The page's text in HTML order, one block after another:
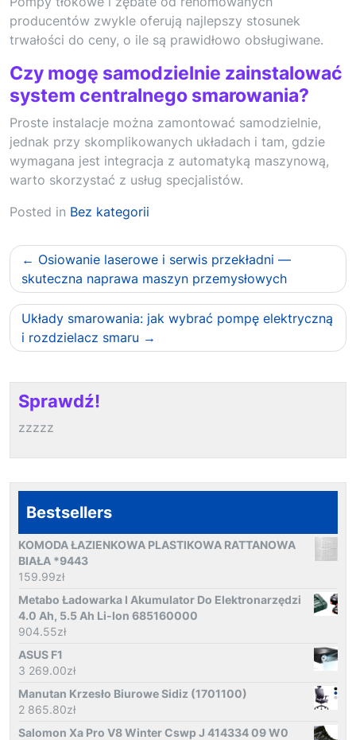
producentów zwykle oferują najlepszy stosunek
trwałości do ceny, o ile są prawidłowo obsługiwane.
Czy mogę samodzielnie zainstalować
system centralnego smarowania?
Proste instalacje można zamontować samodzielnie,
jednak przy skomplikowanych układach i tam, gdzie
wymagana jest integracja z automatyką maszynową,
warto skorzystać z usług specjalistów.
Posted in Bez kategorii
Nawigacja
wpisu
Osiowanie laserowe i serwis przekładni —
skuteczna naprawa maszyn przemysłowych
Układy smarowania: jak wybrać pompę elektryczną
i rozdzielacz smaru
Sprawdź!
zzzzz
Bestsellers
KOMODA ŁAZIENKOWA PLASTIKOWA RATTANOWA
BIAŁA *9443
159.99zł
Metabo Ładowarka I Akumulator Do Elektronarzędzi
4.0 Ah, 5.5 Ah Li-Ion 685160000
904.55zł
ASUS F1
3 269.00zł
Manutan Krzesło Biurowe Sidiz (1701100)
2 865.80zł
Salomon Xa Pro V8 Winter Cswp J 414334 09 W0